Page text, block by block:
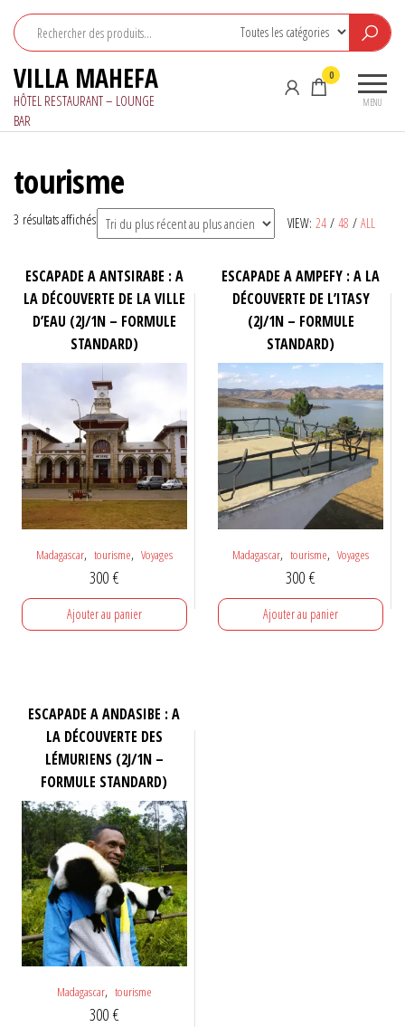
contenu
VILLA MAHEFA
HÔTEL RESTAURANT – LOUNGE
BAR
MENU
0
tourisme
VIEW: 24 / 48 / ALL
3 résultats affichésTrié
du
récent
au
plus
ancien
ESCAPADE A ANTSIRABE : A
LA DÉCOUVERTE DE LA VILLE
D’EAU (2J/1N – FORMULE
STANDARD)
Madagascar, tourisme, Voyages
300€
Ajouter au panier
ESCAPADE A AMPEFY : A LA
DÉCOUVERTE DE L’ITASY
(2J/1N – FORMULE
STANDARD)
Madagascar, tourisme, Voyages
300€
Ajouter au panier
ESCAPADE A ANDASIBE : A
LA DÉCOUVERTE DES
LÉMURIENS (2J/1N –
FORMULE STANDARD)
Madagascar, tourisme
300€